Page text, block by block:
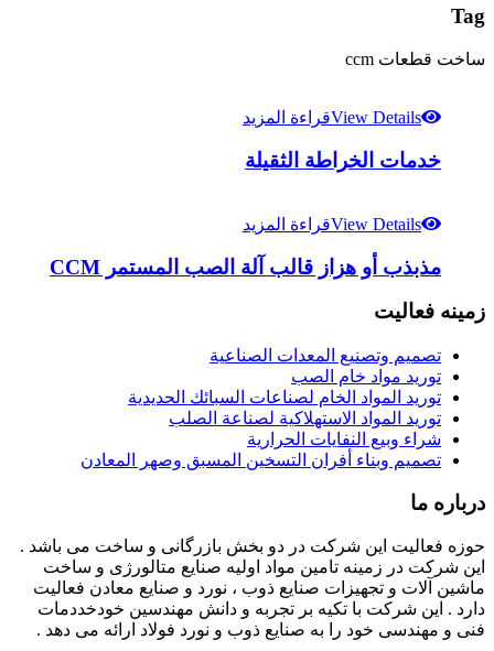
Tag
ساخت قطعات ccm
View Detailsقراءة المزيد
خدمات الخراطة الثقيلة
View Detailsقراءة المزيد
مذبذب أو هزاز قالب آلة الصب المستمر CCM
زمینه فعالیت
تصميم وتصنيع المعدات الصناعية
توريد مواد خام الصب
توريد المواد الخام لصناعات السبائك الحديدية
توريد المواد الاستهلاكية لصناعة الصلب
شراء وبيع النفايات الحرارية
تصميم وبناء أفران التسخين المسبق وصهر المعادن
درباره ما
حوزه فعالیت این شرکت در دو بخش بازرگانی و ساخت می باشد .
این شرکت در زمینه تامین مواد اولیه صنایع متالورژی و ساخت
ماشین آلات و تجهیزات صنایع ذوب ، نورد و صنایع معادن فعالیت
دارد . این شرکت با تکیه بر تجربه و دانش مهندسین خودخددمات
فنی و مهندسی خود را به صنایع ذوب و نورد فولاد ارائه می دهد .